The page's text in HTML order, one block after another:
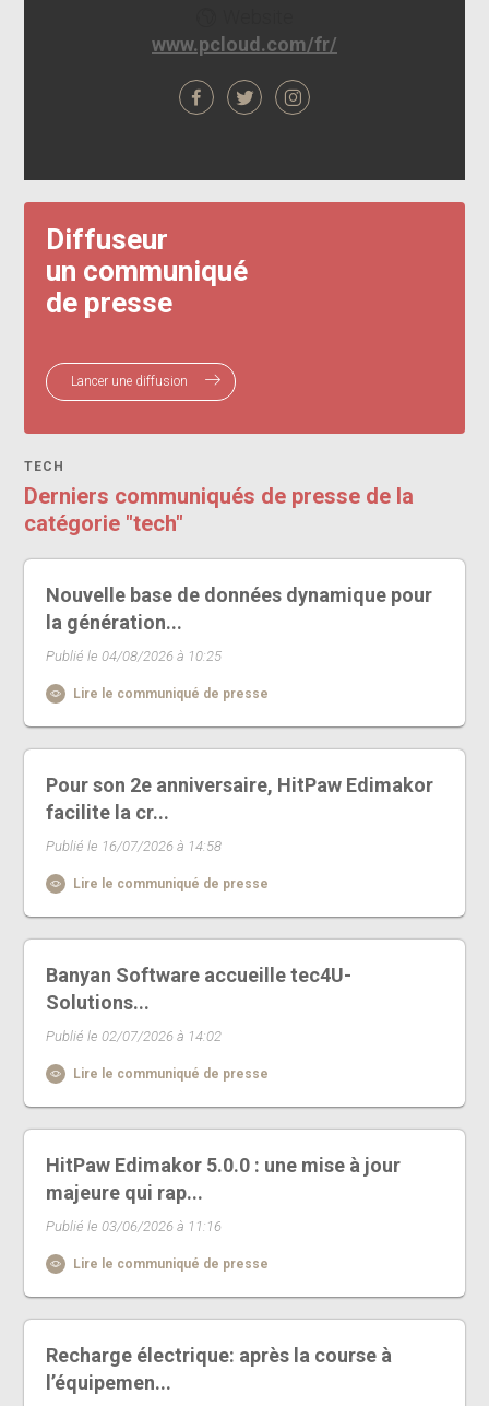
www.pcloud.com/fr/
Diffuseur
un communiqué
de presse
Lancer une diffusion
TECH
Derniers communiqués de presse de la
catégorie "tech"
Nouvelle base de données dynamique pour
la génération...
Publié le 04/08/2026 à 10:25
Lire le communiqué de presse
Pour son 2e anniversaire, HitPaw Edimakor
facilite la cr...
Publié le 16/07/2026 à 14:58
Lire le communiqué de presse
Banyan Software accueille tec4U-
Solutions...
Publié le 02/07/2026 à 14:02
Lire le communiqué de presse
HitPaw Edimakor 5.0.0 : une mise à jour
majeure qui rap...
Publié le 03/06/2026 à 11:16
Lire le communiqué de presse
Recharge électrique: après la course à
l’équipemen...